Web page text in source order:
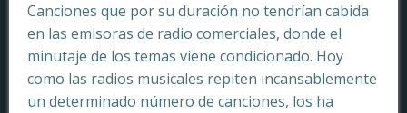
Canciones que por su duración no tendrían cabida
en las emisoras de radio comerciales, donde el
minutaje de los temas viene condicionado. Hoy
como las radios musicales repiten incansablemente
un determinado número de canciones, los ha